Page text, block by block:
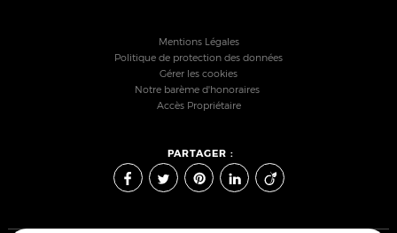
Mentions Légales
Politique de protection des données
Gérer les cookies
Notre barème d'honoraires
Accès Propriétaire
PARTAGER :